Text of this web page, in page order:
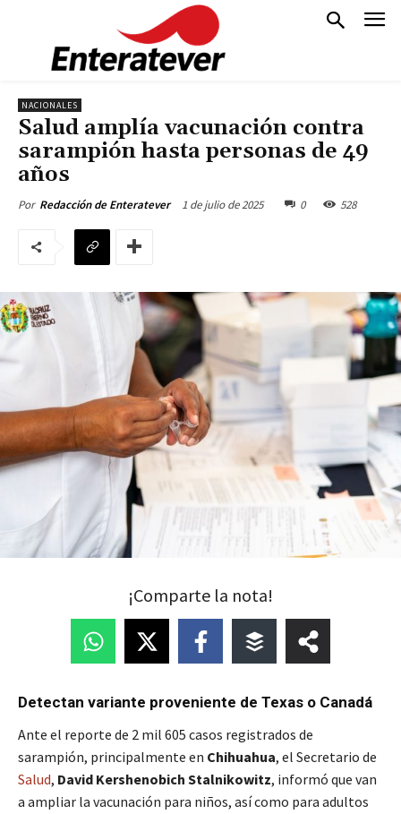
NACIONALES
Salud amplía vacunación contra
sarampión hasta personas de 49
años
Por Redacción de Enteratever 1 de julio de 2025 0 528
¡Comparte la nota!
Detectan variante proveniente de Texas o Canadá
Ante el reporte de 2 mil 605 casos registrados de
sarampión, principalmente en Chihuahua, el Secretario de
Salud, David Kershenobich Stalnikowitz, informó que van
a ampliar la vacunación para niños, así como para adultos